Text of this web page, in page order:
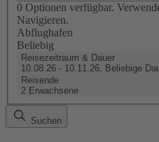
0 Optionen verfügbar.
Navigieren.
Abflughafen
Beliebig
Reisezeitraum & Dauer
10.08.26 - 10.11.26, Beliebige
Reisende
2 Erwachsene
Suchen